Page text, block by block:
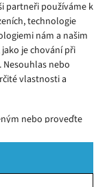
partneři používáme k
technologie
nám a našim
je chování při
nebo
vlastnosti a
nebo proveďte
pouze na tomto
na tlačítko
1995 bylo
nebyla objevena
hvězd
který navrhla
pod Čínskou…
vesmírného
u konce,
měl být již letos